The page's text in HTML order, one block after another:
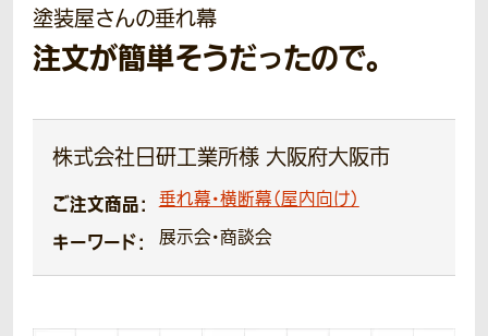
塗装屋さんの垂れ幕
注文が簡単そうだったので。
株式会社日研工業所様 大阪府大阪市
ご注文商品： 垂れ幕・横断幕（屋内向け）
キーワード： 展示会・商談会